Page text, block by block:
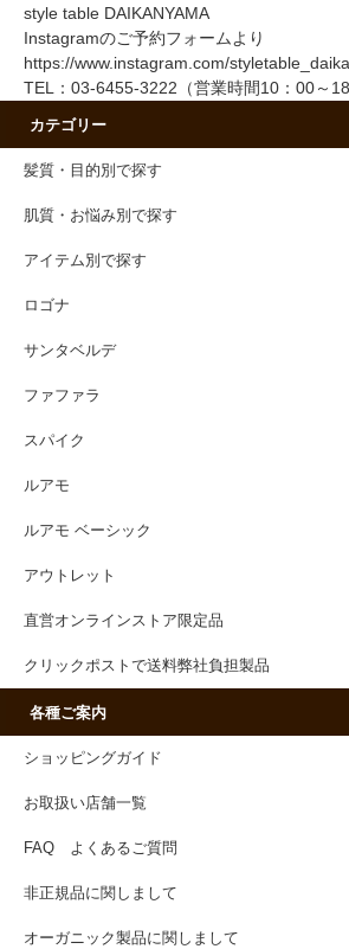
style table DAIKANYAMA
Instagramのご予約フォームより
https://www.instagram.com/
TEL：03-6455-3222（営業時間10：00～
カテゴリー
髪質・目的別で探す
肌質・お悩み別で探す
アイテム別で探す
ロゴナ
サンタベルデ
ファファラ
スパイク
ルアモ
ルアモ ベーシック
アウトレット
直営オンラインストア限定品
クリックポストで送料弊社負担製品
各種ご案内
ショッピングガイド
お取扱い店舗一覧
FAQ よくあるご質問
非正規品に関しまして
オーガニック製品に関しまして